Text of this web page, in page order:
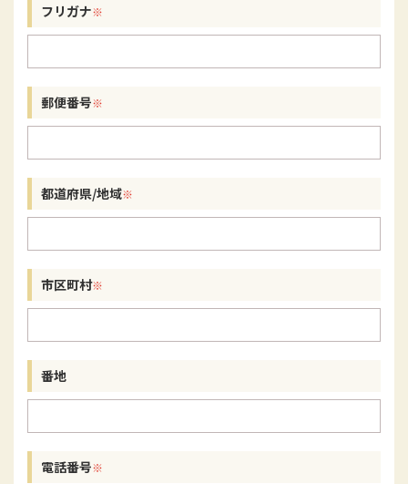
フリガナ
郵便番号
都道府県/地域
市区町村
番地
電話番号